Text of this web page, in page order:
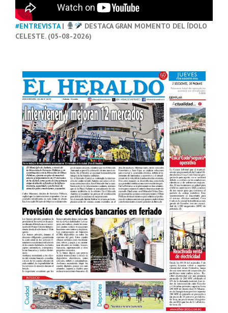
#ENTREVISTA|
DESTACA GRAN MOMENTO DEL ÍDOLO
CELESTE. (05-08-2026)